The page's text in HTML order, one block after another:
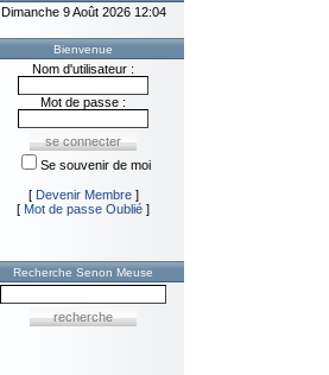
Dimanche 9 Août 2026 12:04
Bienvenue
Nom d'utilisateur :
Mot de passe :
Se souvenir de moi
[ Devenir Membre]
[ Mot de passe Oublié ]
Recherche Senon Meuse